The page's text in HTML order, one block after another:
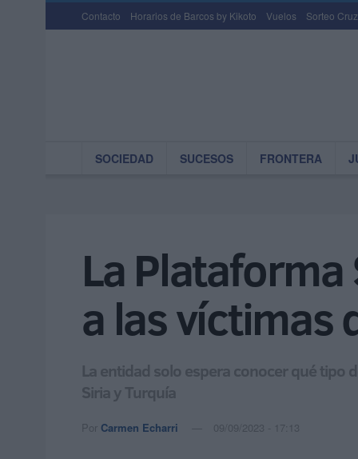
Contacto Horarios de Barcos by Kikoto Vuelos Sorteo
SOCIEDAD SUCESOS FRONTERA
La
a las víctimas
La entidad solo espera conocer qué tipo
Siria y Turquía
Por Carmen Echarri 09/09/2023 - 17:13